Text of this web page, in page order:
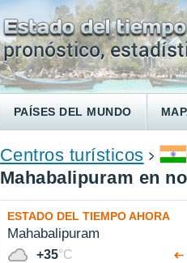
PAÍSES DEL MUNDO
ENCONTRAR UN HOTEL
Centros turísticos
Mahabalipuram en
ESTADO DEL TIEMPO AHORA
Mahabalipuram
+35°C